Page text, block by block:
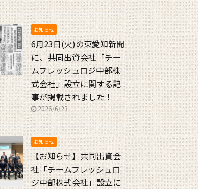
お知らせ
6月23日(火)の東愛知新聞
に、共同出資会社「チー
ムフレッシュロジ中部株
式会社」設立に関する記
事が掲載されました！
2026/6/23
お知らせ
【お知らせ】共同出資会
社「チームフレッシュロ
ジ中部株式会社」設立に